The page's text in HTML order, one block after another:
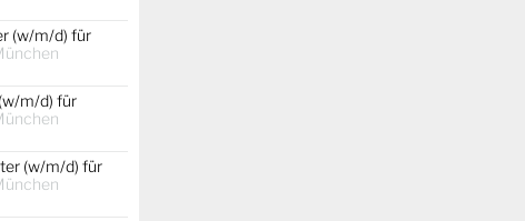
(w/m/d) für
m/d) für
(w/m/d) für